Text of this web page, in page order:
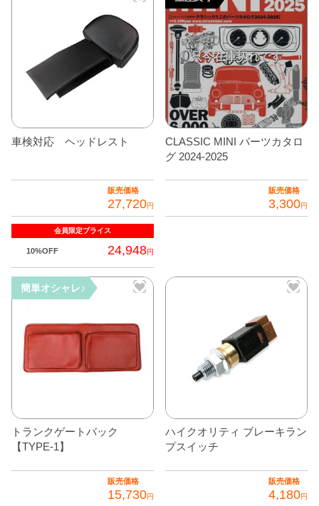
選
択
で
き
ま
す
車検対応 ヘッドレスト
販売価格
27,720円
会員限定プライス
10%OFF 24,948円
CLASSIC MINI パーツカタロ
グ 2024-2025
販売価格
3,300円
簡単オシャレ♪
トランクゲートバック
【TYPE-1】
販売価格
15,730円
ハイクオリティ ブレーキラン
プスイッチ
販売価格
4,180円